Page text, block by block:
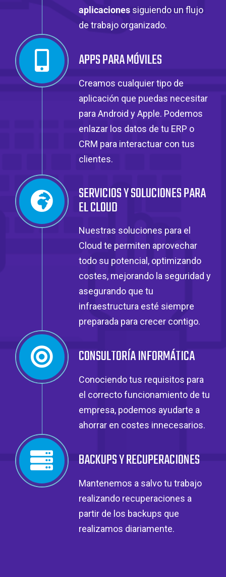
aplicacionessiguiendo un flujo
de trabajo organizado.
APPS PARA MÓVILES
Creamos cualquier tipo de
aplicación que puedas necesitar
para Android y Apple. Podemos
enlazar los datos de tu ERP o
CRM para interactuar con tus
clientes.
SERVICIOS Y SOLUCIONES PARA
EL CLOUD
Nuestras soluciones para el
Cloud te permiten aprovechar
todo su potencial, optimizando
costes, mejorando la seguridad y
asegurando que tu
infraestructura esté siempre
preparada para crecer contigo.
CONSULTORÍA INFORMÁTICA
Conociendo tus requisitos para
el correcto funcionamiento de tu
empresa, podemos ayudarte a
ahorrar en costes innecesarios.
BACKUPS Y RECUPERACIONES
Mantenemos a salvo tu trabajo
realizando recuperaciones a
partir de los backups que
realizamos diariamente.